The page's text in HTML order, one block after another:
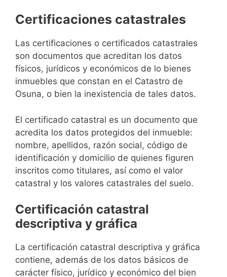
Certificaciones catastrales
Las certificaciones o certificados catastrales
son documentos que acreditan los datos
físicos, jurídicos y económicos de lo bienes
inmuebles que constan en el Catastro de
Osuna, o bien la inexistencia de tales datos.
El certificado catastral es un documento que
acredita los datos protegidos del inmueble:
nombre, apellidos, razón social, código de
identificación y domicilio de quienes figuren
inscritos como titulares, así como el valor
catastral y los valores catastrales del suelo.
Certificación catastral
descriptiva y gráfica
La certificación catastral descriptiva y gráfica
contiene, además de los datos básicos de
carácter físico, jurídico y económico del bien